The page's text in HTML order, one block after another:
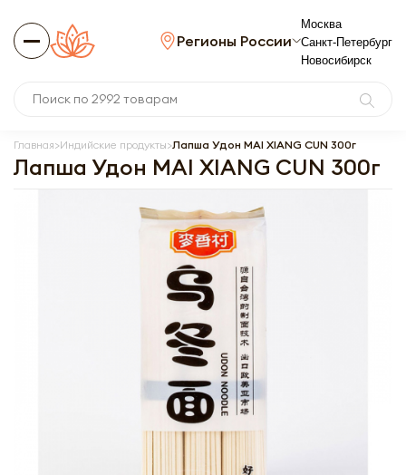
Регионы России
Москва
Санкт-Петербург
Новосибирск
Главная Индийские продукты Лапша Удон MAI XIANG CUN 300г
Лапша Удон MAI XIANG CUN 300г